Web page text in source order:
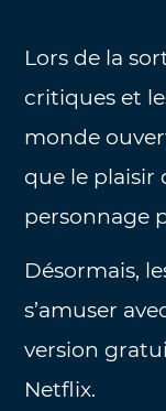
Lors de la
critiques et
monde
que le plaisir
personnage
Désormais,
s’amuser
version
Netflix.